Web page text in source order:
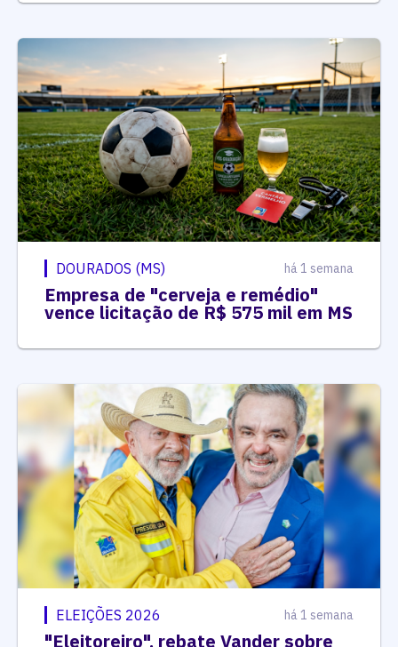
DOURADOS (MS) há 1 semana
Empresa de "cerveja e remédio"
vence licitação de R$ 575 mil em MS
ELEIÇÕES 2026 há 1 semana
"Eleitoreiro", rebate Vander sobre